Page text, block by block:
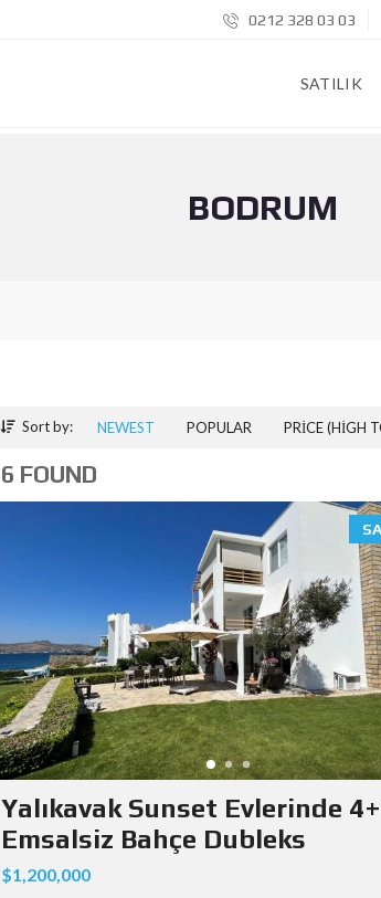
0212 328 03 03
SATILIK
BODRUM
Sort by: NEWEST POPULAR PRICE (HIGH
6 FOUND
Yalıkavak Sunset Evlerinde
Emsalsiz Bahçe Dubleks
$1,200,000